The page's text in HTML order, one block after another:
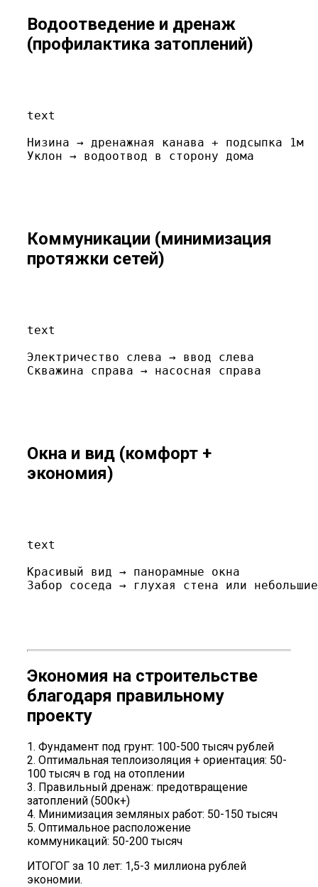
Водоотведение и дренаж
(профилактика затоплений)
text
Низина → дренажная канава + подсыпка 1м
Уклон → водоотвод в сторону дома
Коммуникации (минимизация
протяжки сетей)
text
Электричество слева → ввод слева
Скважина справа → насосная справа
Окна и вид (комфорт +
экономия)
text
Красивый вид → панорамные окна
Забор соседа → глухая стена или
Экономия на строительстве
благодаря правильному
проекту
1. Фундамент под грунт: 100-500 тысяч рублей
2. Оптимальная теплоизоляция + ориентация: 50-
100 тысяч в год на отоплении
3. Правильный дренаж: предотвращение
затоплений (500к+)
4. Минимизация земляных работ: 50-150 тысяч
5. Оптимальное расположение
коммуникаций: 50-200 тысяч
ИТОГОГ за 10 лет: 1,5-3 миллиона рублей
экономии.